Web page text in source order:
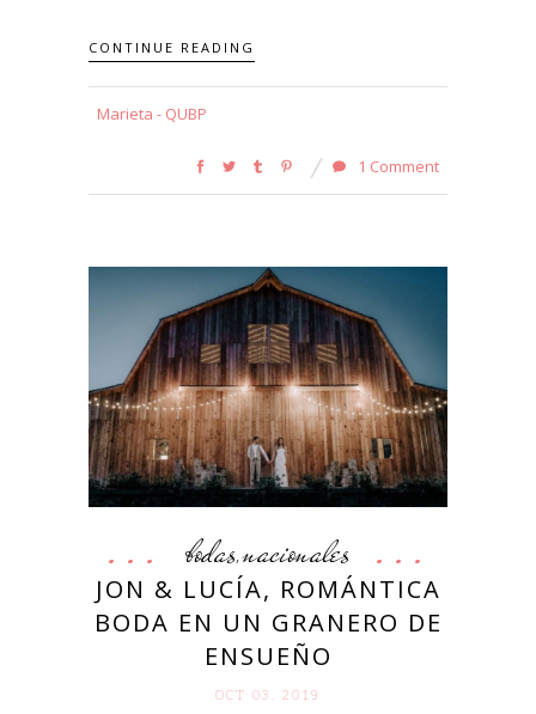
CONTINUE READING
Marieta - QUBP
1 Comment
bodas ,nacionales
JON & LUCÍA, ROMÁNTICA
BODA EN UN GRANERO DE
ENSUEÑO
OCT 03. 2019